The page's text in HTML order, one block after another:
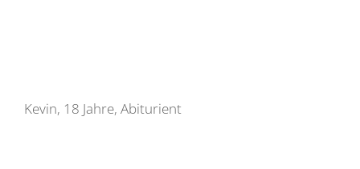
Kevin, 18 Jahre, Abiturient